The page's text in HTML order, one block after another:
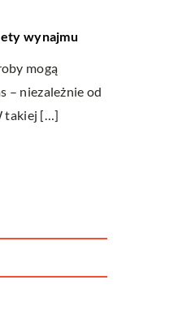
wynajmu
mogą
– niezależnie od
takiej […]